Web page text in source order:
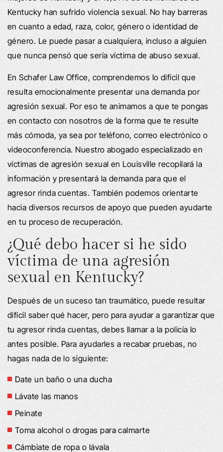
Kentucky han sufrido violencia sexual. No hay barreras
en cuanto a edad, raza, color, género o identidad de
género. Le puede pasar a cualquiera, incluso a alguien
que nunca pensó que sería víctima de abuso sexual.
En Schafer Law Office, comprendemos lo difícil que
resulta emocionalmente presentar una demanda por
agresión sexual. Por eso te animamos a que te pongas
en contacto con nosotros de la forma que te resulte
más cómoda, ya sea por teléfono, correo electrónico o
videoconferencia. Nuestro abogado especializado en
víctimas de agresión sexual en Louisville recopilará la
información y presentará la demanda para que el
agresor rinda cuentas. También podemos orientarte
hacia diversos recursos de apoyo que pueden ayudarte
en tu proceso de recuperación.
¿Qué debo hacer si he sido
víctima de una agresión
sexual en Kentucky?
Después de un suceso tan traumático, puede resultar
difícil saber qué hacer, pero para ayudar a garantizar que
tu agresor rinda cuentas, debes llamar a la policía lo
antes posible. Para ayudarles a recabar pruebas, no
hagas nada de lo siguiente:
Date un baño o una ducha
Lávate las manos
Peinate
Toma alcohol o drogas para calmarte
Cámbiate de ropa o lávala